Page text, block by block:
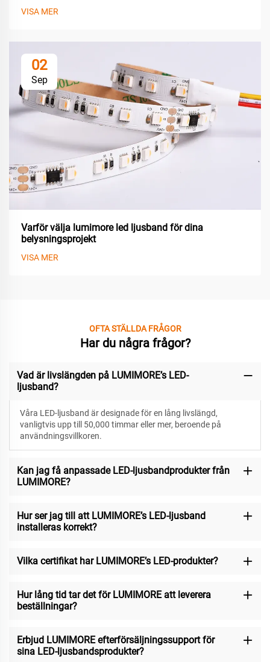
VISA MER
02
Sep
Varför välja lumimore led ljusband för dina
belysningsprojekt
VISA MER
OFTA STÄLLDA FRÅGOR
Har du några frågor?
Vad är livslängden på LUMIMORE’s LED-
ljusband?
Våra LED-ljusband är designade fören lång livslängd,
vanligtvis upp till 50,000 timmar eller mer, beroende på
användningsvillkoren.
Kan jag få anpassade LED-ljusbandprodukter från
LUMIMORE?
Hur ser jag till att LUMIMORE’s LED-ljusband
installeras korrekt?
Vilka certifikat har LUMIMORE’s LED-produkter?
Hur lång tid tar det för LUMIMORE att leverera
beställningar?
Erbjud LUMIMORE efterförsäljningssupport för
sina LED-ljusbandsprodukter?